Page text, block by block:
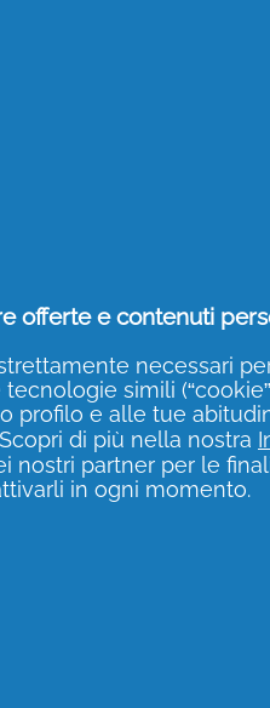
SCOPRI DI PIÙ
offerte e contenuti
necessari
simili
profilo e alle tue
di più nella nostra
nostri partner per le
in ogni momento.